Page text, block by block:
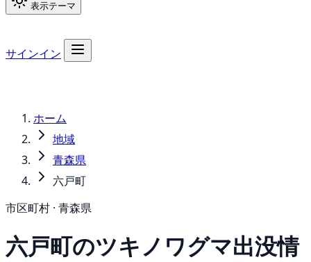
表示テーマ
サインイン
ホーム
地域
青森県
六戸町
市区町村 · 青森県
六戸町のツキノワグマ出没情